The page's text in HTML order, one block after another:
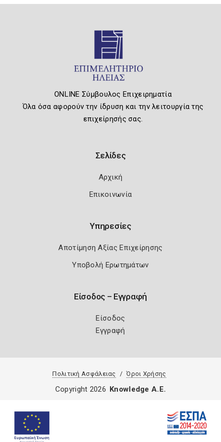
ONLINE Σύμβουλος Επιχειρηματία
Όλα όσα αφορούν την ίδρυση και την λειτουργία της
επιχείρησής σας.
Σελίδες
Αρχική
Επικοινωνία
Υπηρεσίες
Αποτίμηση Αξίας Επιχείρησης
Υποβολή Ερωτημάτων
Είσοδος – Εγγραφή
Είσοδος
Εγγραφή
Πολιτική Ασφάλειας Όροι Χρήσης
Copyright 2026 Knowledge A.E.